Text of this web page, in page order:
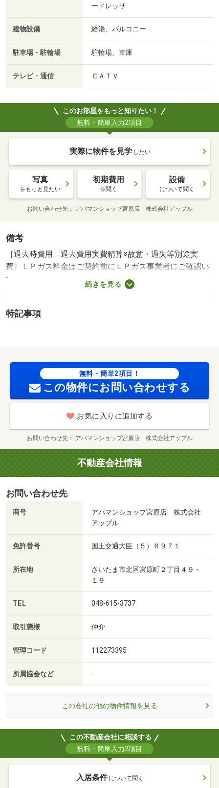
ードレッサ
建物設備 給湯、バルコニー
駐車場・駐輪場 駐輪場、車庫
テレビ・通信 ＣＡＴＶ
このお部屋をもっと知りたい！
無料・簡単入力2項目
実際に物件を見学 したい
写真
をもっと見たい
初期費用
を聞く
設備
について聞く
お問い合わせ先 アパマンショップ宮原店 株式会社アップル
備考
［退去時費用 退去費用実費精算※故意・過失等別途実
費］ＬＰガス料金はご契約前にＬＰガス事業者にご確認い
ただけます。 ※ルームクリーニング料金にエアコンクリ
ーニング費用を含みます。 保証会社利用必須 イント
額の３．４％＋８００円／月（その他商品あり） 大砂土
アパマンショップ宮原店はお客様用駐車場ございます♪ ／
加盟団体名：（公社）埼玉県宅地建物取引業協会 公取協
名：（公社） 首都圏不動産公正取引協議会加盟/室内清掃
費用 49500円
続きを見る
特記事項
無料・簡単2項目！
この物件にお問い合わせする
お気に入りに追加する
お問い合わせ先 アパマンショップ宮原店 株式会社アップル
不動産会社情報
お問い合わせ先
商号
アパマンショップ宮原店 株式会社
アップル
免許番号 国土交通大臣（５）６９７１
所在地
さいたま市北区宮原町２丁目４９－
１９
TEL 048-615-3737
取引態様 仲介
管理コード 112273395
所属協会など -
この会社の他の物件情報を見る
この不動産会社に相談する
無料・簡単入力2項目
入居条件 について聞く